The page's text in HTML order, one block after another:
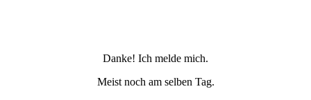
Danke! Ich melde mich.
Meist noch am selben Tag.